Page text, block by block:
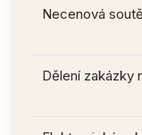
Necenová
Dělení zakázky